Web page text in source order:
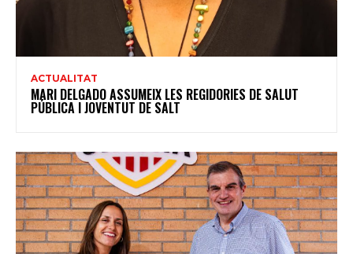
ACTUALITAT
MARI DELGADO ASSUMEIX LES REGIDORIES DE SALUT
PÚBLICA I JOVENTUT DE SALT